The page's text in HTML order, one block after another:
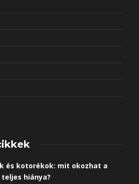
és kotorékok: mit okozhat a
hiánya?